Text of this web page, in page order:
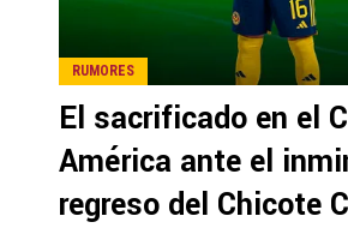
RUMORES
El sacrificado en el
América ante el
regreso del Chicote